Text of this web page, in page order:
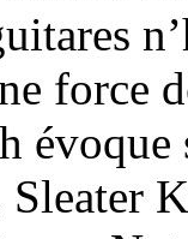
force
Sleater